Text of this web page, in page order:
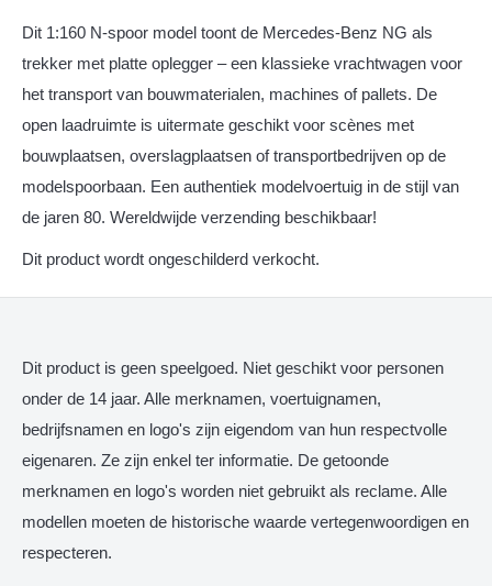
Dit 1:160 N-spoor model toont de Mercedes-Benz NG als
trekker met platte oplegger – een klassieke vrachtwagen voor
het transport van bouwmaterialen, machines of pallets. De
open laadruimte is uitermate geschikt voor scènes met
bouwplaatsen, overslagplaatsen of transportbedrijven op de
modelspoorbaan. Een authentiek modelvoertuig in de stijl van
de jaren 80. Wereldwijde verzending beschikbaar!
Dit product wordt ongeschilderd verkocht.
Dit product is geen speelgoed. Niet geschikt voor personen
onder de 14 jaar. Alle merknamen, voertuignamen,
bedrijfsnamen en logo's zijn eigendom van hun respectvolle
eigenaren. Ze zijn enkel ter informatie. De getoonde
merknamen en logo's worden niet gebruikt als reclame. Alle
modellen moeten de historische waarde vertegenwoordigen en
respecteren.